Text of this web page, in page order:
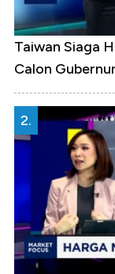
Taiwan Siaga
Calon
2.